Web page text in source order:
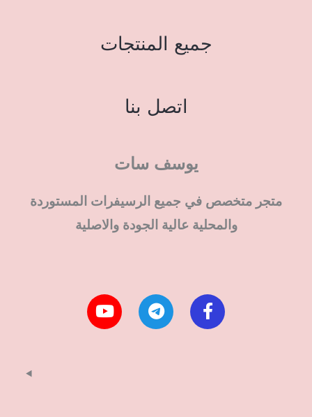
جميع المنتجات
اتصل بنا
يوسف سات
متجر متخصص في جميع الرسيفرات المستوردة
والمحلية عالية الجودة والاصلية